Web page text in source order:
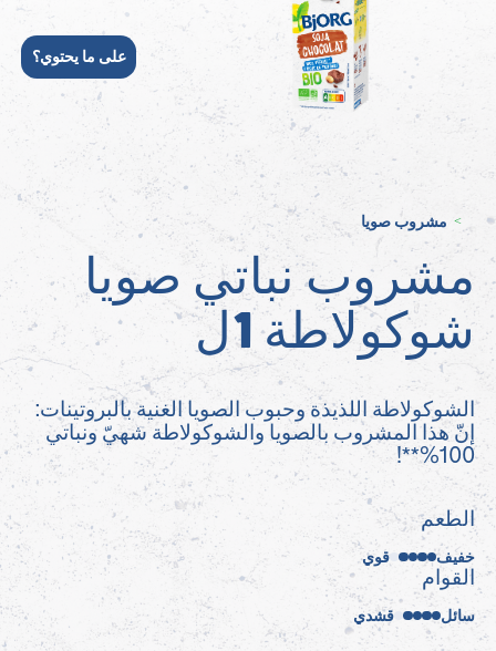
على ما يحتوي؟
> مشروب صويا
مشروب نباتي صويا
شوكولاطة 1ل
الشوكولاطة اللذيذة وحبوب الصويا الغنية بالبروتينات:
إنّ هذا المشروب بالصويا والشوكولاطة شهيّ ونباتي
100%**!
الطعم
خفيف قوي
القوام
سائل قشدي